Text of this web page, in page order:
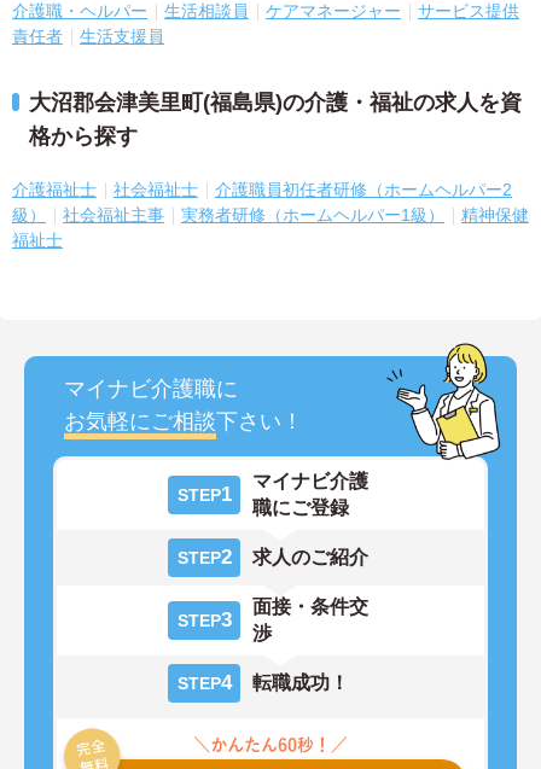
介護職・ヘルパー 生活相談員 ケアマネージャー
サービス提供
責任者
生活支援員
大沼郡会津美里町(福島県)の介護・福祉の求人を資
格から探す
介護福祉士 社会福祉士
介護職員初任者研修（ホームヘルパー2
級）
社会福祉主事 実務者研修（ホームヘルパー1級）
精神保健
福祉士
マイナビ介護職に
お気軽にご相談下さい！
STEP1
マイナビ介護
職にご登録
STEP2 求人のご紹介
STEP3
面接・条件交
渉
STEP4 転職成功！